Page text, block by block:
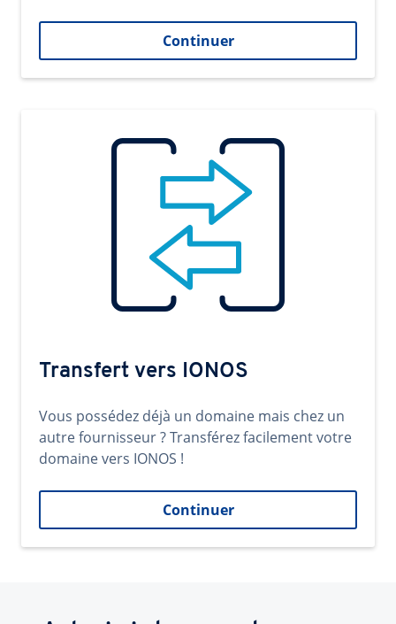
Continuer
Transfert vers IONOS
Vous possédez déjà un domaine mais chez un
autre fournisseur ? Transférez facilement votre
domaine vers IONOS !
Continuer